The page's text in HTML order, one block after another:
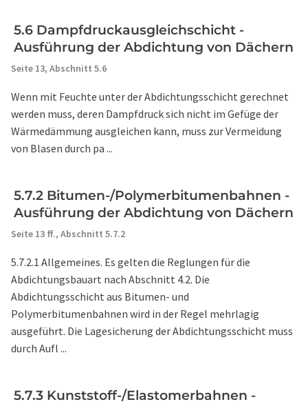
5.6 Dampfdruckausgleichschicht -
Ausführung der Abdichtung von Dächern
Seite 13, Abschnitt 5.6
Wenn mit Feuchte unter der Abdichtungsschicht gerechnet
werden muss, deren Dampfdruck sich nicht im Gefüge der
Wärmedämmung ausgleichen kann, muss zur Vermeidung
von Blasen durch pa ...
5.7.2 Bitumen-/Polymerbitumenbahnen -
Ausführung der Abdichtung von Dächern
Seite 13 ff., Abschnitt 5.7.2
5.7.2.1 Allgemeines. Es gelten die Reglungen für die
Abdichtungsbauart nach Abschnitt 4.2. Die
Abdichtungsschicht aus Bitumen- und
Polymerbitumenbahnen wird in der Regel mehrlagig
ausgeführt. Die Lagesicherung der Abdichtungsschicht muss
durch Aufl ...
5.7.3 Kunststoff-/Elastomerbahnen -